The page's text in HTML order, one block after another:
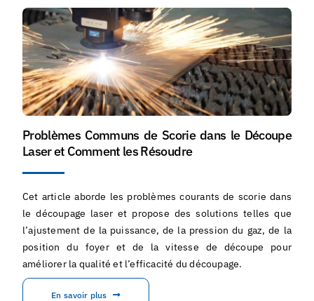
Problèmes Communs de Scorie dans le Découpe
Laser et Comment les Résoudre
Cet article aborde les problèmes courants de scorie dans
le découpage laser et propose des solutions telles que
l’ajustement de la puissance, de la pression du gaz, de la
position du foyer et de la vitesse de découpe pour
améliorer la qualité et l’efficacité du découpage.
En savoir plus